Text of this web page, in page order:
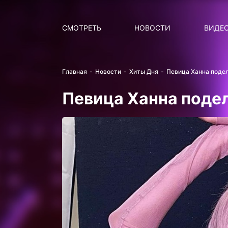
СМОТРЕТЬ НОВОСТИ
Главная Новости Хиты Дня Певица Ханна
Певица Ханна